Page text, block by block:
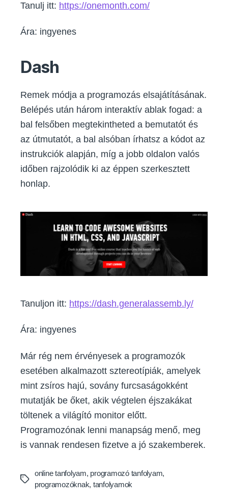
Tanulj itt: https://onemonth.com/
Ára: ingyenes
Dash
Remek módja a programozás elsajátításának.
Belépés után három interaktív ablak fogad: a
bal felsőben megtekintheted a bemutatót és
az útmutatót, a bal alsóban írhatsz a kódot az
instrukciók alapján, míg a jobb oldalon valós
időben rajzolódik ki az éppen szerkesztett
honlap.
Tanuljon itt: https://dash.generalassemb.ly/
Ára: ingyenes
Már rég nem érvényesek a programozók
esetében alkalmazott sztereotípiák, amelyek
mint zsíros hajú, sovány furcsaságokként
mutatják be őket, akik végtelen éjszakákat
töltenek a világító monitor előtt.
Programozónak lenni manapság menő, meg
is vannak rendesen fizetve a jó szakemberek.
Tags
online tanfolyam, programozó tanfolyam,
programozóknak, tanfolyamok